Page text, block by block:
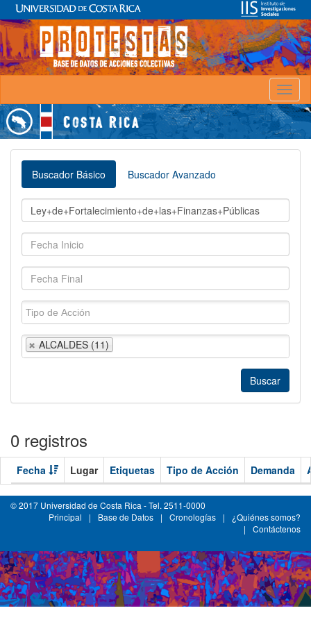
Buscador Básico Buscador Avanzado
ALCALDES (11)
0 registros
Fecha Lugar Etiquetas Tipo de Acción Demanda
© 2017 Universidad de Costa Rica - Tel. 2511-0000
Principal
| Base de Datos | Cronologías |
¿Quiénes somos?
|
Contáctenos